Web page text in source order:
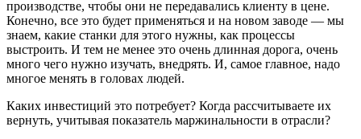
производстве, чтобы они не передавались клиенту в цене.
Конечно, все это будет применяться и на новом заводе — мы
знаем, какие станки для этого нужны, как процессы
выстроить. И тем не менее это очень длинная дорога, очень
много чего нужно изучать, внедрять. И, самое главное, надо
многое менять в головах людей.
Каких инвестиций это потребует? Когда рассчитываете их
вернуть, учитывая показатель маржинальности в отрасли?